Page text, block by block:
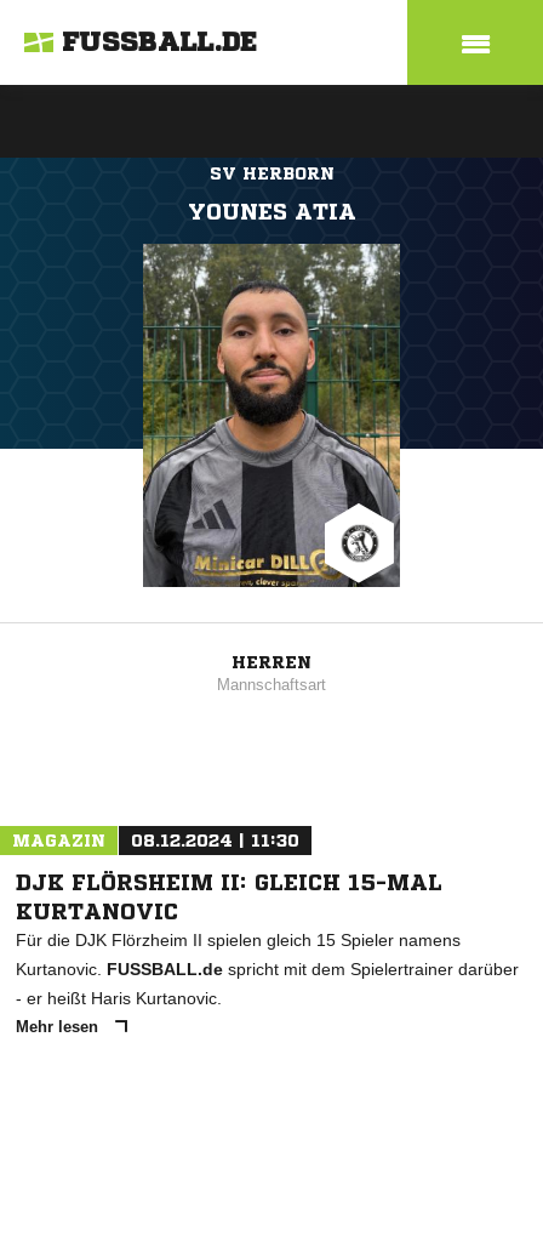
FUSSBALL.DE
SV HERBORN
YOUNES ATIA
HERREN
Mannschaftsart
MAGAZIN 08.12.2024 | 11:30
DJK FLÖRSHEIM II: GLEICH 15-MAL
KURTANOVIC
Für die DJK Flörzheim II spielen gleich 15 Spieler namens
Kurtanovic. FUSSBALL.de spricht mit dem Spielertrainer darüber
- er heißt Haris Kurtanovic.
Mehr lesen